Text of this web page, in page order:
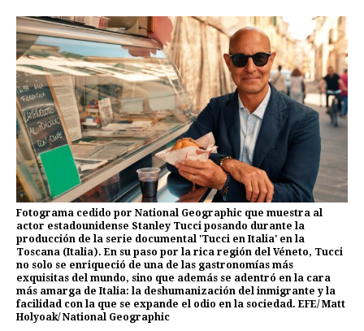
Fotograma cedido por National Geographic que muestra al
actor estadounidense Stanley Tucci posando durante la
producción de la serie documental 'Tucci en Italia' en la
Toscana (Italia). En su paso por la rica región del Véneto, Tucci
no solo se enriqueció de una de las gastronomías más
exquisitas del mundo, sino que además se adentró en la cara
más amarga de Italia: la deshumanización del inmigrante y la
facilidad con la que se expande el odio en la sociedad. EFE/ Matt
Holyoak/ National Geographic